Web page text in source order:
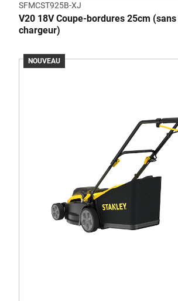
SFMCST925B-XJ
V20 18V Coupe-bordures 25cm
chargeur)
NOUVEAU